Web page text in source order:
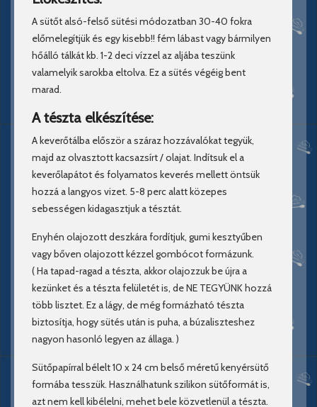
A sütőt alsó-felső sütési módozatban 30-40 fokra
előmelegítjük és egy kisebb!! fém lábast vagy bármilyen
hőálló tálkát kb. 1-2 deci vízzel az aljába teszünk
valamelyik sarokba eltolva. Ez a sütés végéig bent
marad.
A tészta elkészítése:
A keverőtálba először a száraz hozzávalókat tegyük,
majd az olvasztott kacsazsírt / olajat. Indítsuk el a
keverőlapátot és folyamatos keverés mellett öntsük
hozzá a langyos vizet. 5-8 perc alatt közepes
sebességen kidagasztjuk a tésztát.
Enyhén olajozott deszkára fordítjuk, gumi kesztyűben
vagy bőven olajozott kézzel gombócot formázunk.
( Ha tapad-ragad a tészta, akkor olajozzuk be újra a
kezünket és a tészta felületét is, de NE TEGYÜNK hozzá
több lisztet. Ez a lágy, de még formázható tészta
biztosítja, hogy sütés után is puha, a búzaliszteshez
nagyon hasonló legyen az állaga. )
Sütőpapírral bélelt 10 x 24 cm belső méretű kenyérsütő
formába tesszük. Használhatunk szilikon sütőformát is,
azt nem kell kibélelni, mehet bele közvetlenül a tészta.